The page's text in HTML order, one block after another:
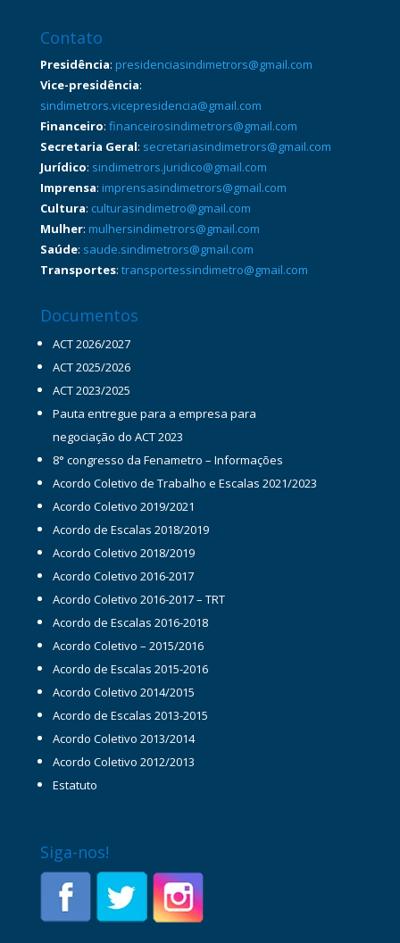
Contato
Presidência: presidenciasindimetrors@gmail.com
Vice-presidência:
sindimetrors.vicepresidencia@gmail.com
Financeiro: financeirosindimetrors@gmail.com
Secretaria Geral: secretariasindimetrors@gmail.com
Jurídico: sindimetrors.juridico@gmail.com
Imprensa: imprensasindimetrors@gmail.com
Cultura: culturasindimetro@gmail.com
Mulher: mulhersindimetrors@gmail.com
Saúde: saude.sindimetrors@gmail.com
Transportes: transportessindimetro@gmail.com
Documentos
ACT 2026/2027
ACT 2025/2026
ACT 2023/2025
Pauta entregue para a empresa para
negociação do ACT 2023
8° congresso da Fenametro – Informações
Acordo Coletivo de Trabalho e Escalas 2021/2023
Acordo Coletivo 2019/2021
Acordo de Escalas 2018/2019
Acordo Coletivo 2018/2019
Acordo Coletivo 2016-2017
Acordo Coletivo 2016-2017 – TRT
Acordo de Escalas 2016-2018
Acordo Coletivo – 2015/2016
Acordo de Escalas 2015-2016
Acordo Coletivo 2014/2015
Acordo de Escalas 2013-2015
Acordo Coletivo 2013/2014
Acordo Coletivo 2012/2013
Estatuto
Siga-nos!